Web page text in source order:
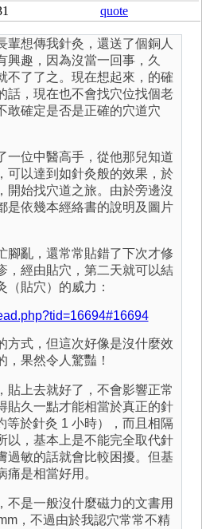
quote
輩想傳我針灸，還送了個銅人
興趣，因為沒當一回事，久
不了了之。現在想起來，的確
話，現在也不會找穴位找個老
敢確定是否是正確的穴道穴
一位中醫高手，從他那兒知道
可以達到如針灸般的效果，於
開始找穴道之旅。由於旁邊沒
是依幾本經絡書的說明及圖片
腳亂，還常常貼錯了下次才修
，經由貼穴，第二天就可以結
（貼穴）的威力：
方式，但這次好像是沒什麼效
，果然令人驚豔！
貼上去就好了，不會影響正常
貼久一點才能相當於真正的針
等於針灸 1 小時），而且相隔
以，基本上是不能完全取代針
過敏的話就會比較困擾。但基
是相當好用。
不是一般沒什麼磁力的文書用
，不過由於我認穴常常不精